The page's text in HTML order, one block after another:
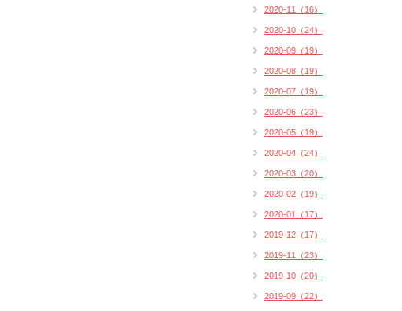
2020-11（16）
2020-10（24）
2020-09（19）
2020-08（19）
2020-07（19）
2020-06（23）
2020-05（19）
2020-04（24）
2020-03（20）
2020-02（19）
2020-01（17）
2019-12（17）
2019-11（23）
2019-10（20）
2019-09（22）